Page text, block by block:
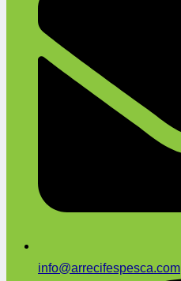
info@arrecifespesca.com